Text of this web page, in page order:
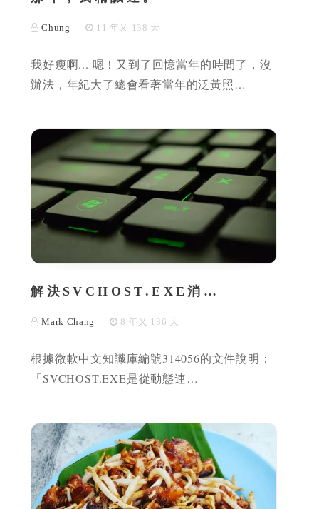
Chung 11 年又 138 天
我好瘦啊... 嗯！又到了回憶當年的時間了，沒
辦法，年紀大了總會看著當年的泛黃照…
解決SVCHOST.EXE消…
Mark Chang 8 年又 136 天
根據微軟中文知識庫編號314056的文件說明：
「SVCHOST.EXE是從動態連…